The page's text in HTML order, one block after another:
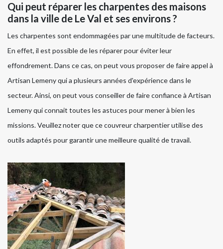
Qui peut réparer les charpentes des maisons
dans la ville de Le Val et ses environs ?
Les charpentes sont endommagées par une multitude de facteurs.
En effet, il est possible de les réparer pour éviter leur
effondrement. Dans ce cas, on peut vous proposer de faire appel à
Artisan Lemeny qui a plusieurs années d'expérience dans le
secteur. Ainsi, on peut vous conseiller de faire confiance à Artisan
Lemeny qui connait toutes les astuces pour mener à bien les
missions. Veuillez noter que ce couvreur charpentier utilise des
outils adaptés pour garantir une meilleure qualité de travail.